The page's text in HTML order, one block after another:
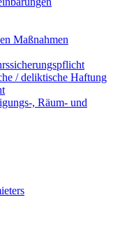
Maßnahmen
/ deliktische Haftung
, Räum- und